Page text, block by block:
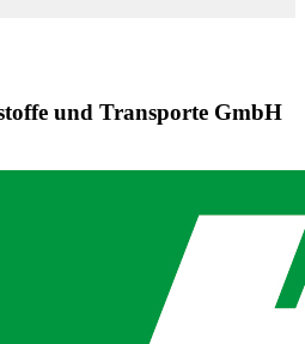
und Transporte GmbH